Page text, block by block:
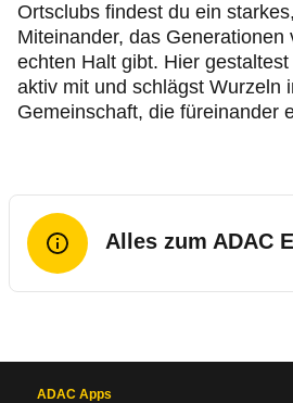
Ortsclubs findest du ein
Miteinander, das Generationen
echten Halt gibt. Hier
aktiv mit und schlägst Wurzeln
Gemeinschaft, die füreinander
Alles zum ADAC
ADAC Apps